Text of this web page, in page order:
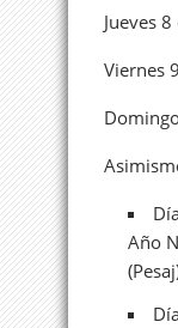
Jueves
Viernes
Año